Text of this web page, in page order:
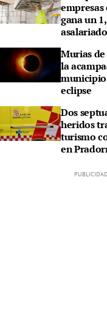
gana un
asalariado
Murias
la
eclipse
Dos
heridos
turismo
en